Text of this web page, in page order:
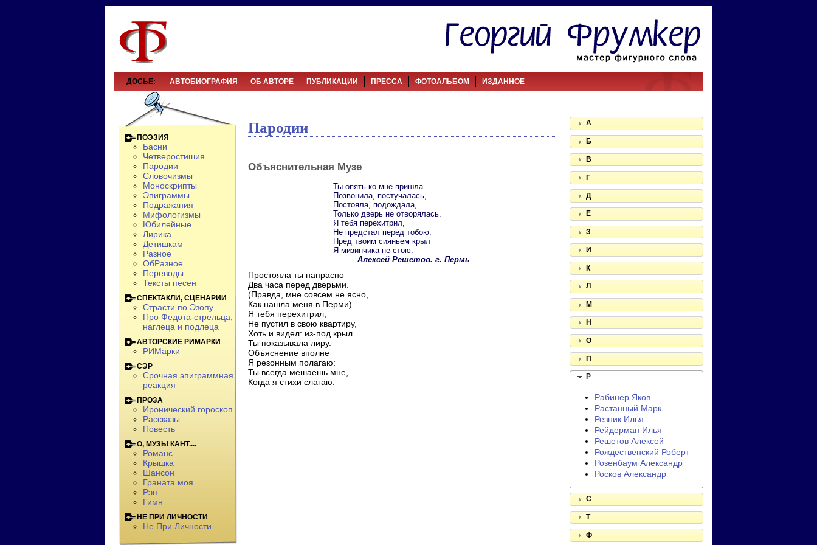
ДОСЬЕ: АВТОБИОГРАФИЯ ОБ АВТОРЕ ПУБЛИКАЦИИ ПРЕССА ФОТОАЛЬБОМ ИЗДАННОЕ
Пародии
Объяснительная Музе
Ты опять ко мне пришла.
Позвонила, постучалась,
Постояла, подождала,
Только дверь не отворялась.
Я тебя перехитрил,
Не предстал перед тобою:
Пред твоим сияньем крыл
Я мизинчика не стою.
Алексей Решетов. г. Пермь
Простояла ты напрасно
Два часа перед дверьми.
(Правда, мне совсем не ясно,
Как нашла меня в Перми).
Я тебя перехитрил,
Не пустил в свою квартиру,
Хоть и видел: из-под крыл
Ты показывала лиру.
Объяснение вполне
Я резонным полагаю:
Ты всегда мешаешь мне,
Когда я стихи слагаю.
ПОЭЗИЯ
Басни
Четверостишия
Пародии
Словочизмы
Моноскрипты
Эпиграммы
Подражания
Мифологизмы
Юбилейные
Лирика
Детишкам
Разное
ОбРазное
Переводы
Тексты песен
СПЕКТАКЛИ, СЦЕНАРИИ
Страсти по Эзопу
Про Федота-стрельца,
наглеца и подлеца
АВТОРСКИЕ РИМАРКИ
РИМарки
СЭР
Срочная эпиграммная
реакция
ПРОЗА
Иронический гороскоп
Рассказы
Повесть
О, МУЗЫ КАНТ....
Романс
Крышка
Шансон
Граната моя...
Рэп
Гимн
НЕ ПРИ ЛИЧНОСТИ
Не При Личности
А
Б
В
Г
Д
Е
З
И
К
Л
М
Н
О
П
Р
Рабинер Яков
Растанный Марк
Резник Илья
Рейдерман Илья
Решетов Алексей
Рождественский Роберт
Розенбаум Александр
Росков Александр
С
Т
Ф